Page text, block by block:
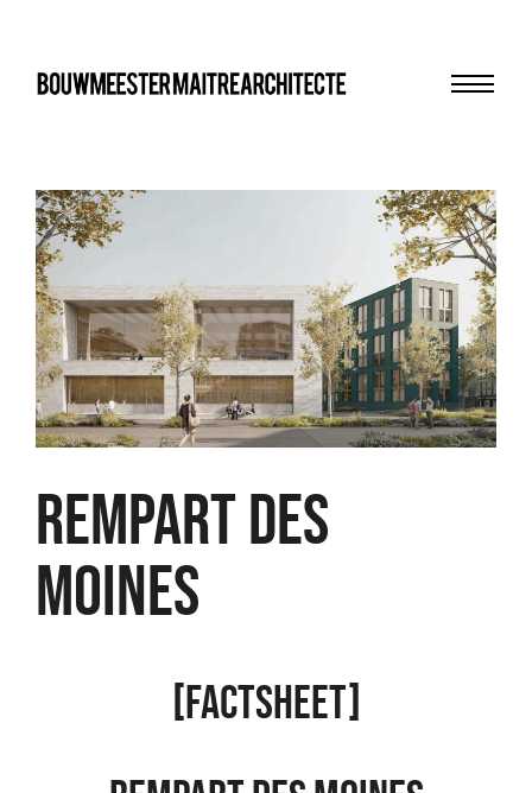
bma
REMPART DES
MOINES
[FACTSHEET]